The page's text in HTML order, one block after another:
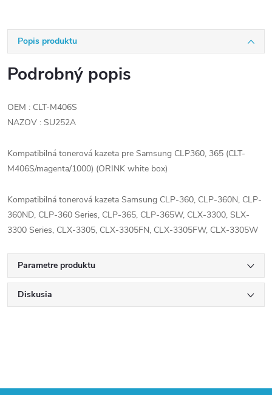
Popis produktu
Podrobný popis
OEM : CLT-M406S
NAZOV : SU252A
Kompatibilná tonerová kazeta pre Samsung CLP360, 365 (CLT-
M406S/magenta/1000) (ORINK white box)
Kompatibilná tonerová kazeta Samsung CLP-360, CLP-360N, CLP-
360ND, CLP-360 Series, CLP-365, CLP-365W, CLX-3300, SLX-
3300 Series, CLX-3305, CLX-3305FN, CLX-3305FW, CLX-3305W
Parametre produktu
Diskusia